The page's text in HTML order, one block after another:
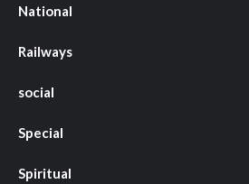
National
Railways
social
Special
Spiritual